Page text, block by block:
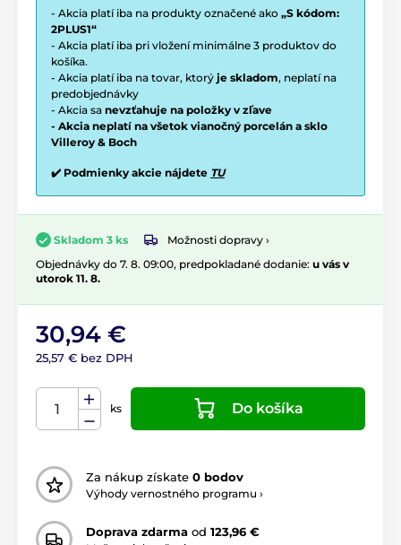
- Akcia platí iba na produkty označené ako „S kódom:
2PLUS1“
- Akcia platí iba pri vložení minimálne 3 produktov do
košíka.
- Akcia platí iba na tovar, ktorý je skladom, neplatí na
predobjednávky
- Akcia sa nevzťahuje na položky v zľave
- Akcia neplatí na všetok vianočný porcelán a sklo
Villeroy & Boch
✔️ Podmienky akcie nájdete TU
Skladom 3 ks
Možnosti dopravy ›
Objednávky do 7. 8. 09:00, predpokladané dodanie: u vás v
utorok 11. 8.
30,94 €
25,57 € bez DPH
ks Do košíka
Za nákup získate 0 bodov
Výhody vernostného programu ›
Doprava zdarma od 123,96 €